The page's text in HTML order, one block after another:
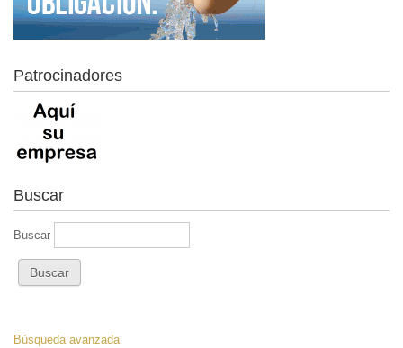
Patrocinadores
Buscar
Buscar
Búsqueda avanzada